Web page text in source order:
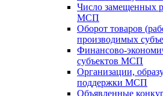
Число замещенных
МСП
Оборот товаров
производимых
Финансово-
субъектов МСП
Организации,
поддержки МСП
Объявленные